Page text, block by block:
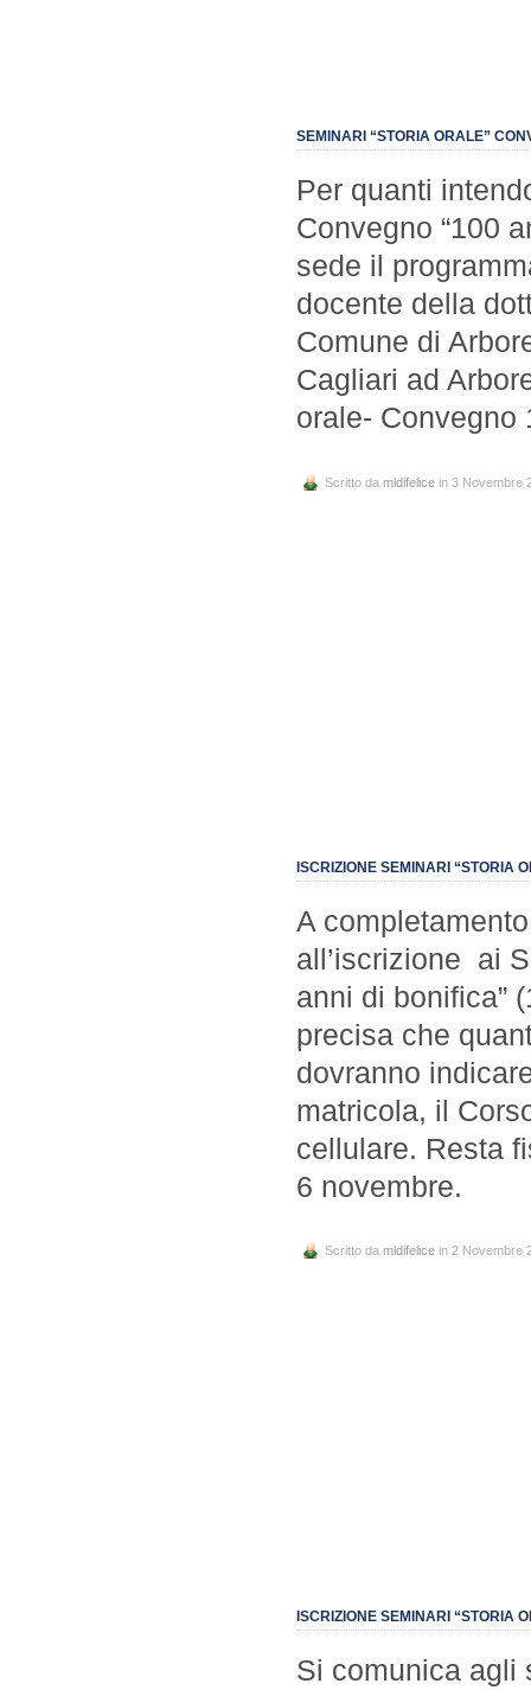
SEMINARI “STORIA ORALE”
Per quanti
Convegno “100
sede il
docente della
Comune di
Cagliari ad
orale-
Scritto da mldifelice in 3 Novembre
ISCRIZIONE SEMINARI “STORIA
A
all’iscrizione ai
anni di bonifica”
precisa che
dovranno
matricola, il
cellulare. Resta
6 novembre.
Scritto da mldifelice in 2 Novembre
ISCRIZIONE SEMINARI “STORIA
Si comunica agli